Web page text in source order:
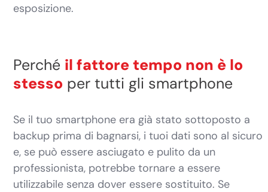
esposizione.
Perché il fattore tempo non è lo
stesso per tutti gli smartphone
Se il tuo smartphone era già stato sottoposto a
backup prima di bagnarsi, i tuoi dati sono al sicuro
e, se può essere asciugato e pulito da un
professionista, potrebbe tornare a essere
utilizzabile senza dover essere sostituito. Se